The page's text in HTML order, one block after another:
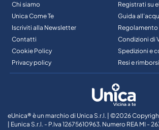
Chi siamo
Unica Come Te
Iscriviti alla Newsletter
Contatti
Cookie Policy
Privacy policy
Registrati su
Guida
Regolamento
Condizioni di
Spedizioni e
Resi e rimborsi
eUnica® è un marchio di Unica S.r.l. | ©2026
| Eunica S.r.l. - P.Iva 12675610963. Numero REA MI -